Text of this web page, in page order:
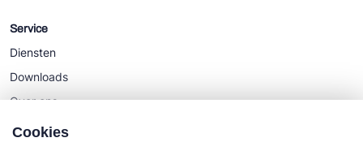
Service
Diensten
Downloads
Over ons
Nieuws
Cookies